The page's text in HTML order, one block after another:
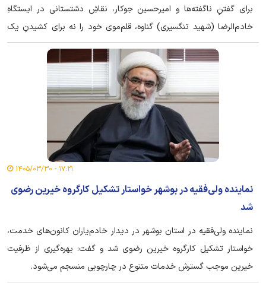
برای گفتنِ ناگفته‌ها و امیرحسین جوکار، نقاشِ دشتستانی در ایستگاهِ
خادم‌الرضا (شهید تنگسیری) گناوه، قلم‌موی خود را نه برای کشیدنِ یک
تصویر که برای ترسیمِ یک پیوند به دست گرفت.
۱۷:۲۱ - ۱۴۰۵/۰۳/۳۰
نماینده ولی‌فقیه در بوشهر خواستار تشکیل کارگروه خیرین رضوی
شد
نماینده ولی‌فقیه در استان بوشهر در دیدار خادم‌یاران کانون‌های خدمت،
خواستار تشکیل کارگروه خیرین رضوی شد و گفت: بهره‌گیری از ظرفیت
خیرین موجب گسترش خدمات متنوع در چارچوبی منسجم می‌شود.